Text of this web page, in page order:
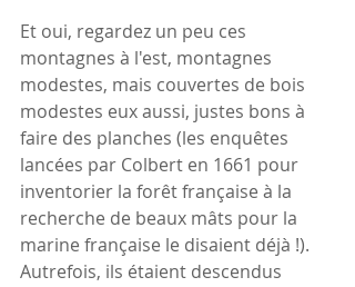
Et oui, regardez un peu ces
montagnes à l'est, montagnes
modestes, mais couvertes de bois
modestes eux aussi, justes bons à
faire des planches (les enquêtes
lancées par Colbert en 1661 pour
inventorier la forêt française à la
recherche de beaux mâts pour la
marine française le disaient déjà !).
Autrefois, ils étaient descendus